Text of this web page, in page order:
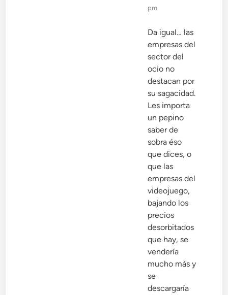
pm
Da igual… las
empresas del
sector del
ocio no
destacan por
su sagacidad.
Les importa
un pepino
saber de
sobra éso
que dices, o
que las
empresas del
videojuego,
bajando los
precios
desorbitados
que hay, se
vendería
mucho más y
se
descargaría